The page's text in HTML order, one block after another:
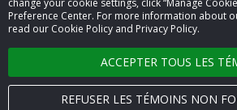
change your cookie settings, click “Manage
Preference Center. For more information about
read our Cookie Policy and Privacy Policy.
ACCEPTER TOUS LES
REFUSER LES TÉMOINS NON
Politique de
Conditions générales
Nous joindre